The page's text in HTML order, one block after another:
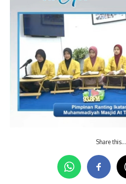
Share this…